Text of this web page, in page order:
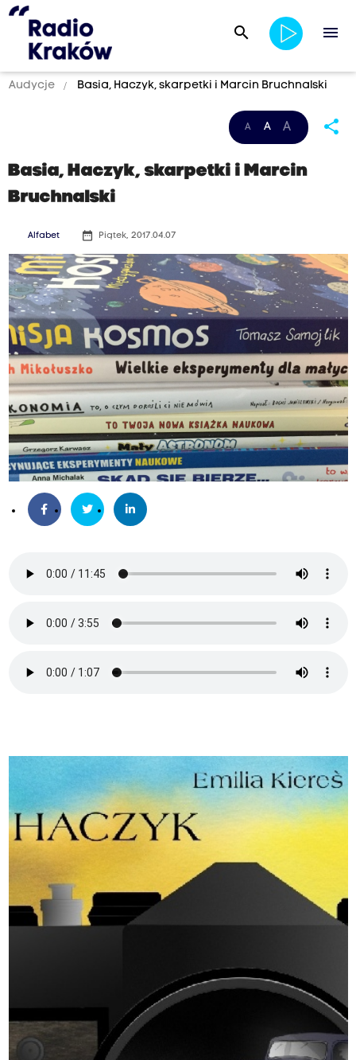
search menu
Audycje Basia, Haczyk, skarpetki i Marcin Bruchnalski
A A A share
Basia, Haczyk, skarpetki i Marcin
Bruchnalski
Alfabet date_range Piątek, 2017.04.07